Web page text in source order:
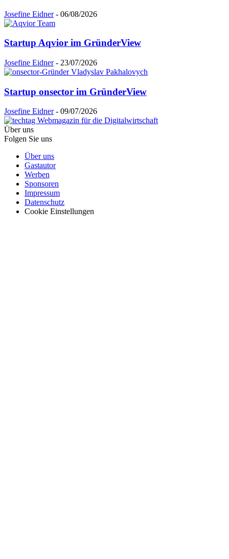
Josefine Eidner - 06/08/2026
Startup Aqvior im GründerView
Josefine Eidner - 23/07/2026
Startup onsector im GründerView
Josefine Eidner - 09/07/2026
Über uns
Folgen Sie uns
Über uns
Gastautor
Werben
Sponsoren
Impressum
Datenschutz
Cookie Einstellungen